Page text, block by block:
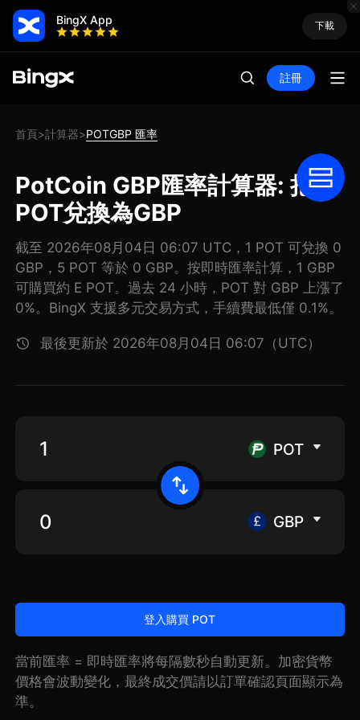
BingX App 下載
註冊
首頁>計算器>POTGBP 匯率
PotCoin GBP匯率計算器: 把
POT兌換為GBP
截至 2026年08月04日 06:07 UTC，1 POT 可兌換 0
GBP，5 POT 等於 0 GBP。按即時匯率計算，1 GBP
可購買約 E POT。過去 24 小時，POT 對 GBP 上漲了
0%。BingX 支援多元交易方式，手續費最低僅 0.1%。
最後更新於 2026年08月04日 06:07（UTC）
POT
GBP
登入購買 POT
當前匯率 = 即時匯率將每隔數秒自動更新。加密貨幣
價格會波動變化，最終成交價請以訂單確認頁面顯示為
準。